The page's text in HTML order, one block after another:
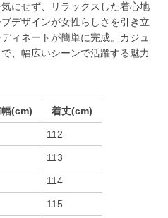
にせず、リラックスした着心地
デザインが女性らしさを引き立
ィネートが簡単に完成。カジュ
、幅広いシーンで活躍する魅力
幅(cm) 着丈(cm)
112
113
114
115